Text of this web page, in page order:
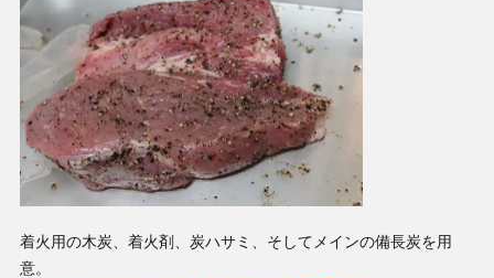
着火用の木炭、着火剤、炭ハサミ、そしてメインの備長炭を用
意。